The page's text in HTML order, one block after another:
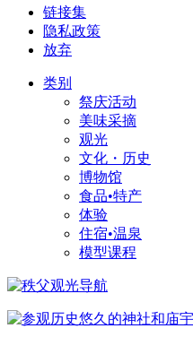
链接集
隐私政策
放弃
类别
祭庆活动
美味采摘
观光
文化・历史
博物馆
食品•特产
体验
住宿•温泉
模型课程